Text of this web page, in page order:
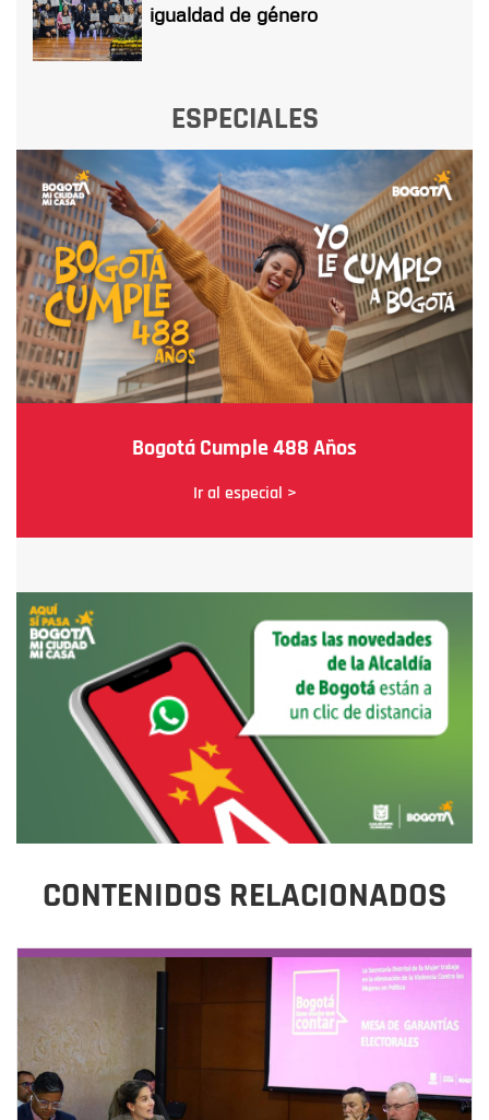
igualdad de género
ESPECIALES
Bogotá Cumple 488 Años
Ir al especial >
CONTENIDOS RELACIONADOS